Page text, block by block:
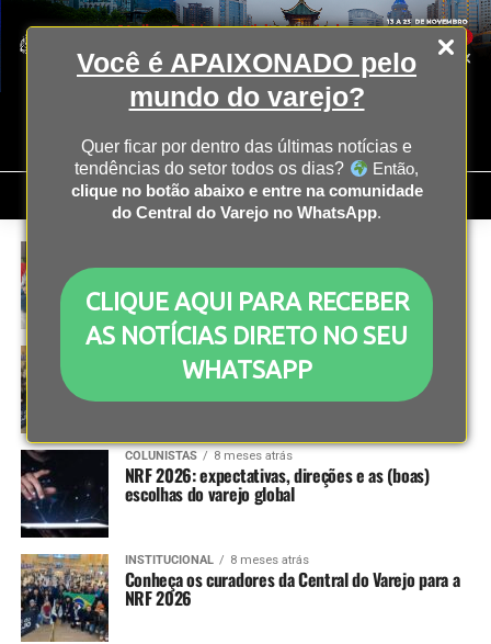
Você é APAIXONADO pelo
mundo do varejo?
Quer ficar por dentro das últimas notícias e
tendências do setor todos os dias?
Então,
clique no botão abaixo e entre na comunidade
do Central do Varejo no WhatsApp.
CLIQUE AQUI PARA RECEBER
AS NOTÍCIAS DIRETO NO SEU
WHATSAPP
Expectativas para NRF 2026: do omnichannel à
urgência da experiência frictionless
NRF 2026 com a Central do Varejo: o ecossistema
que impulsiona a evolução do varejo brasileiro
COLUNISTAS 8 meses atrás
NRF 2026: expectativas, direções e as (boas)
escolhas do varejo global
INSTITUCIONAL 8 meses atrás
Conheça os curadores da Central do Varejo para a
NRF 2026